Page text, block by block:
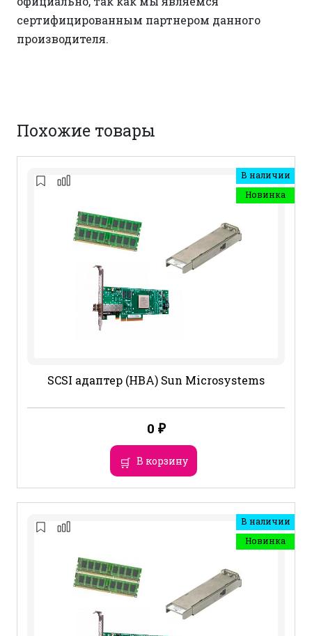
сертифицированным партнером данного
производителя.
Похожие товары
В наличии
Новинка
SCSI адаптер (HBA) Sun Microsystems
0 ₽
В корзину
В наличии
Новинка